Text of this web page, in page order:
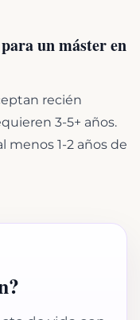
un máster en
recién
3-5+ años.
menos 1-2 años de